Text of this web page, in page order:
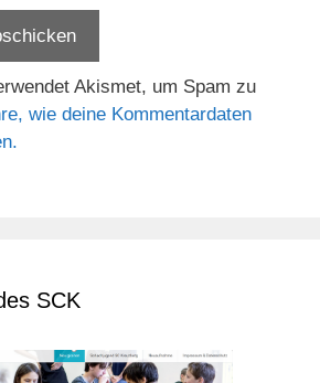
Akismet, um Spam zu
wie deine Kommentardaten
SCK